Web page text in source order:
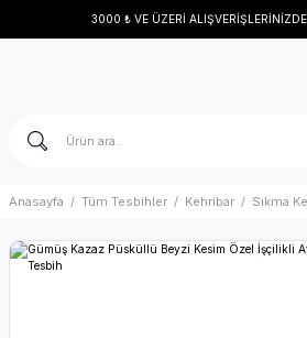
3000 ₺ VE ÜZERİ
Anasayfa Tüm Tesbihler Kehribar Sıkma